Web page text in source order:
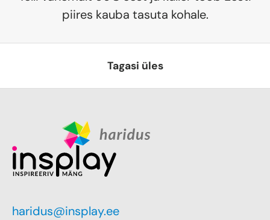
piires kauba tasuta kohale.
Tagasi üles
haridus@insplay.ee